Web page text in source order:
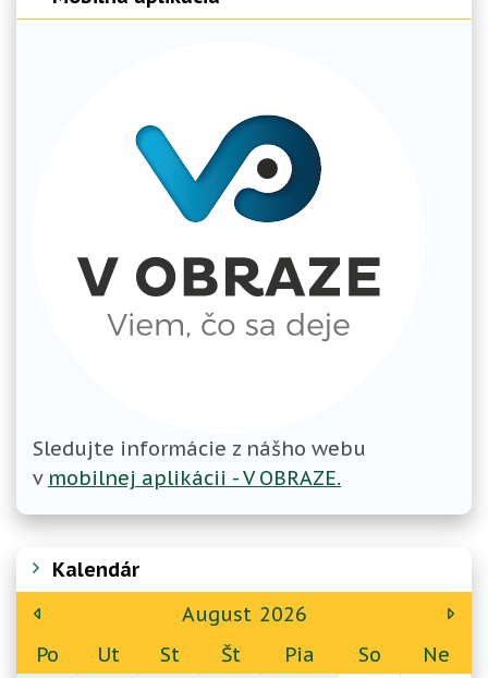
Sledujte informácie z nášho webu
v mobilnej aplikácii - V OBRAZE.
Kalendár
August 2026
Po
Ut St Št Pia So
Ne